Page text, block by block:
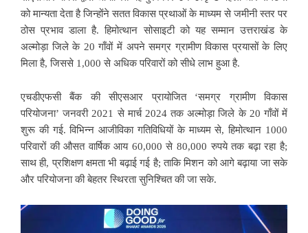
को मान्यता देता है जिन्होंने सतत विकास प्रथाओं के माध्यम से जमीनी स्तर पर
ठोस प्रभाव डाला है. हिमोत्थान सोसाइटी को यह सम्मान उत्तराखंड के
अल्मोड़ा जिले के 20 गाँवों में अपने समग्र ग्रामीण विकास प्रयासों के लिए
मिला है, जिससे 1,000 से अधिक परिवारों को सीधे लाभ हुआ है.
एचडीएफसी बैंक की सीएसआर प्रायोजित ‘समग्र ग्रामीण विकास
परियोजना’ जनवरी 2021 से मार्च 2024 तक अल्मोड़ा जिले के 20 गाँवों में
शुरू की गई. विभिन्न आजीविका गतिविधियों के माध्यम से, हिमोत्थान 1000
परिवारों की औसत वार्षिक आय 60,000 से 80,000 रुपये तक बढ़ा रहा है;
साथ ही, प्रशिक्षण क्षमता भी बढ़ाई गई है; ताकि मिशन को आगे बढ़ाया जा सके
और परियोजना की बेहतर स्थिरता सुनिश्चित की जा सके.